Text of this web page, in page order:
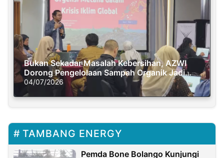
Bukan Sekadar Masalah Kebersihan, AZWI
Dorong Pengelolaan Sampah Organik Jadi
Solusi Krisis Iklim
04/07/2026
TAMBANG ENERGY
Pemda Bone Bolango Kunjungi